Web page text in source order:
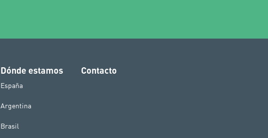
Dónde estamos
España
Argentina
Brasil
Contacto